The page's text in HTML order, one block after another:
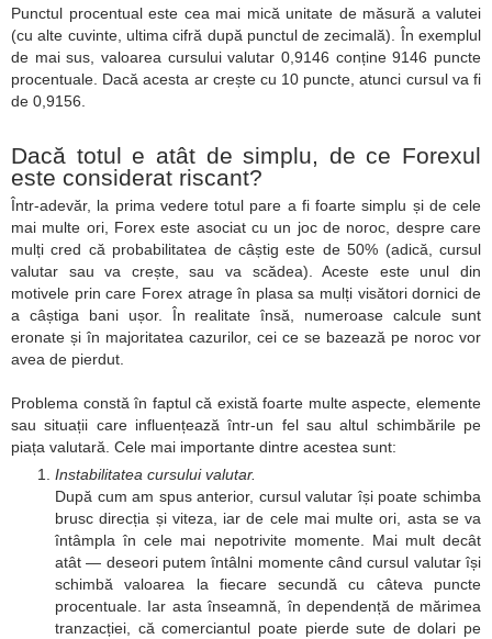
Punctul procentual este cea mai mică unitate de măsură a valutei
(cu alte cuvinte, ultima cifră după punctul de zecimală). În exemplul
de mai sus, valoarea cursului valutar 0,9146 conține 9146 puncte
procentuale. Dacă acesta ar crește cu 10 puncte, atunci cursul va fi
de 0,9156.
Dacă totul e atât de simplu, de ce Forexul
este considerat riscant?
Într-adevăr, la prima vedere totul pare a fi foarte simplu și de cele
mai multe ori, Forex este asociat cu un joc de noroc, despre care
mulți cred că probabilitatea de câștig este de 50% (adică, cursul
valutar sau va crește, sau va scădea). Aceste este unul din
motivele prin care Forex atrage în plasa sa mulți visători dornici de
a câștiga bani ușor. În realitate însă, numeroase calcule sunt
eronate și în majoritatea cazurilor, cei ce se bazează pe noroc vor
avea de pierdut.
Problema constă în faptul că există foarte multe aspecte, elemente
sau situații care influențează într-un fel sau altul schimbările pe
piața valutară. Cele mai importante dintre acestea sunt:
Instabilitatea cursului valutar.
După cum am spus anterior, cursul valutar își poate schimba
brusc direcția și viteza, iar de cele mai multe ori, asta se va
întâmpla în cele mai nepotrivite momente. Mai mult decât
atât — deseori putem întâlni momente când cursul valutar își
schimbă valoarea la fiecare secundă cu câteva puncte
procentuale. Iar asta înseamnă, în dependență de mărimea
tranzacției, că comerciantul poate pierde sute de dolari pe